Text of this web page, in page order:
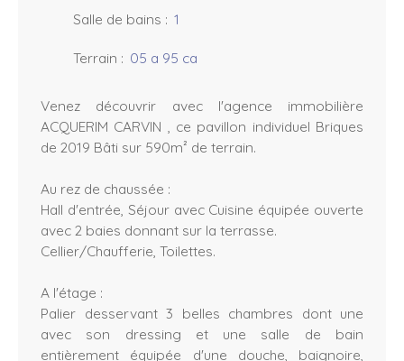
Salle de bains : 1
Terrain : 05 a 95 ca
Venez découvrir avec l'agence immobilière
ACQUERIM CARVIN , ce pavillon individuel Briques
de 2019 Bâti sur 590m² de terrain.
Au rez de chaussée :
Hall d'entrée, Séjour avec Cuisine équipée ouverte
avec 2 baies donnant sur la terrasse.
Cellier/Chaufferie, Toilettes.
A l'étage :
Palier desservant 3 belles chambres dont une
avec son dressing et une salle de bain
entièrement équipée d'une douche, baignoire,